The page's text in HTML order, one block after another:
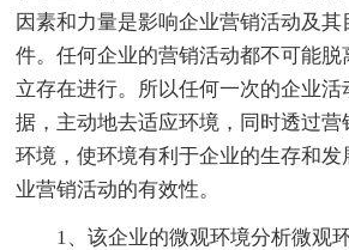
因素和力量是影响企业营销活动及
件。任何企业的营销活动都不可能脱
立存在进行。所以任何一次的企业活
据，主动地去适应环境，同时透过营
环境，使环境有利于企业的生存和发
业营销活动的有效性。
1、该企业的微观环境分析微观